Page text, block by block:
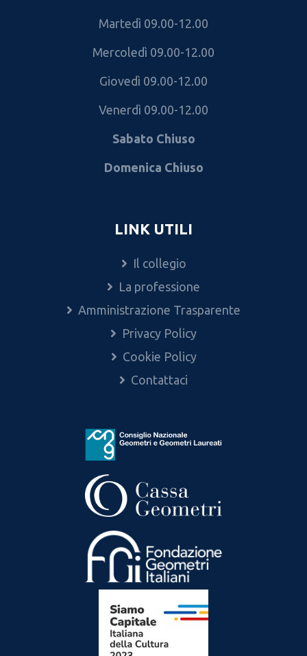
Martedì 09.00-12.00
Mercoledì 09.00-12.00
Giovedì 09.00-12.00
Venerdì 09.00-12.00
Sabato Chiuso
Domenica Chiuso
LINK UTILI
Il collegio
La professione
Amministrazione Trasparente
Privacy Policy
Cookie Policy
Contattaci